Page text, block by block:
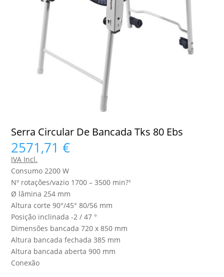
Serra Circular De Bancada Tks 80 Ebs
2571,71€
IVA Incl.
Consumo 2200 W
Nº rotações/vazio 1700 – 3500 min?¹
Ø lâmina 254 mm
Altura corte 90°/45° 80/56 mm
Posição inclinada -2 / 47 °
Dimensões bancada 720 x 850 mm
Altura bancada fechada 385 mm
Altura bancada aberta 900 mm
Conexão